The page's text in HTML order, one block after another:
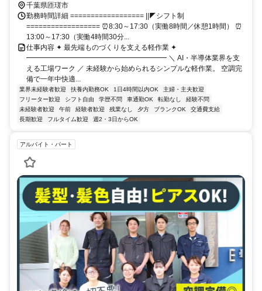
千葉県匝瑳市
勤務時間詳細 ================== ||◤シフト制
================== ⏰8:30～17:30（実働8時間／休憩1時間） ⏰
13:00～17:30（実働4時間30分...
仕事内容 ✦ 最先端ものづくりを支える軽作業 ✦
━━━━━━━━━━━━━━━━━━━━ ＼ AI・半導体業界を支
える工場ワーク ／ 未経験から始められるシンプルな軽作業。 空調完
備で一年中快適...
業界未経験者歓迎 扶養内勤務OK 1日4時間以内OK
主婦・主夫歓迎
フリーター歓迎
シフト自由 学歴不問 車通勤OK 転勤なし
経験不問
未経験者歓迎
午前 経験者歓迎 残業なし 夕方 ブランクOK
交通費支給
長期歓迎
フルタイム歓迎 週2・3日からOK
アルバイト・パート